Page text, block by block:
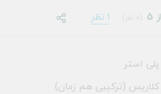
1 نظر
پلی استر
کلاریس (ترکیبی هم زمان)